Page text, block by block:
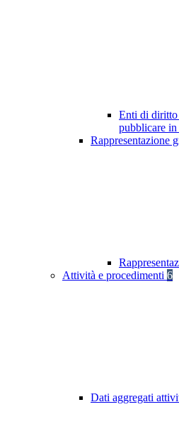
Enti di
pubblicare in
Rappresentazione
Attività e procedimenti 6
Dati aggregati